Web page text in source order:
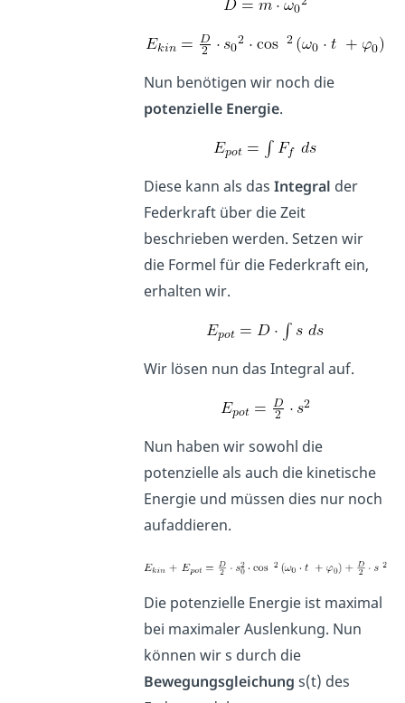
Nun benötigen wir noch die
potenzielle Energie.
Diese kann als das Integral der
Federkraft über die Zeit
beschrieben werden. Setzen wir
die Formel für die Federkraft ein,
erhalten wir.
Wir lösen nun das Integral auf.
Nun haben wir sowohl die
potenzielle als auch die kinetische
Energie und müssen dies nur noch
aufaddieren.
Die potenzielle Energie ist maximal
bei maximaler Auslenkung. Nun
können wir s durch die
Bewegungsgleichung s(t) des